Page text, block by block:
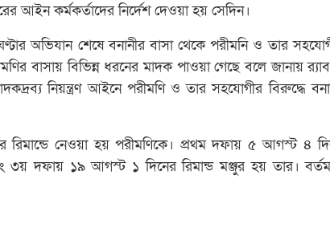
আইন কর্মকর্তাদের নির্দেশ দেওয়া হয় সেদিন।
অভিযান শেষে বনানীর বাসা থেকে পরীমনি ও তার
বাসায় বিভিন্ন ধরনের মাদক পাওয়া গেছে বলে জানায়
নিয়ন্ত্রণ আইনে পরীমণি ও তার সহযোগীর বিরুদ্ধে
নেওয়া হয় পরীমণিকে। প্রথম দফায় ৫ আগস্ট ৪
দফায় ১৯ আগস্ট ১ দিনের রিমান্ড মঞ্জুর হয় তার।